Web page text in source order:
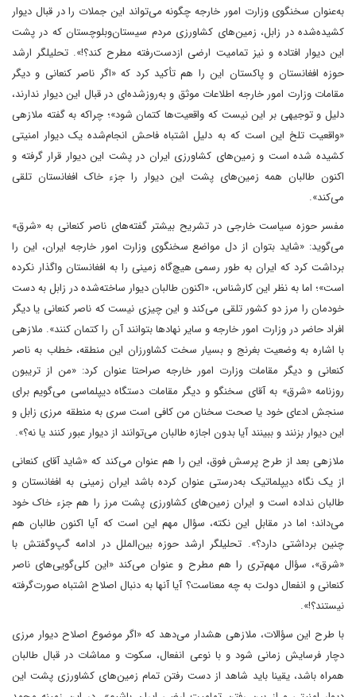
به‌عنوان سخنگوی وزارت امور خارجه چگونه می‌تواند این جملات را در قبال دیوار
کشیده‌شده در زابل، زمین‌های کشاورزی مردم سیستان‌وبلوچستان که در پشت
این دیوار افتاده و نیز تمامیت ارضی ازدست‌رفته مطرح کند؟!». تحلیلگر ارشد
حوزه افغانستان و پاکستان این را هم تأکید کرد که «اگر ناصر کنعانی و دیگر
مقامات وزارت امور خارجه اطلاعات موثق و به‌روزشده‌ای در قبال این دیوار ندارند،
دلیل و توجیهی بر این نیست که واقعیت‌ها کتمان شود»؛ چراکه به گفته ملازهی
«واقعیت تلخ این است که به دلیل اشتباه فاحش انجام‌شده یک دیوار امنیتی
کشیده شده است و زمین‌های کشاورزی ایران در پشت این دیوار قرار گرفته و
اکنون طالبان همه زمین‌های پشت این دیوار را جزء خاک افغانستان تلقی
می‌کند».
مفسر حوزه سیاست خارجی در تشریح بیشتر گفته‌های ناصر کنعانی به «شرق»
می‌گوید: «شاید بتوان از دل مواضع سخنگوی وزارت امور خارجه ایران، این را
برداشت کرد که ایران به طور رسمی هیچ‌گاه زمینی را به افغانستان واگذار نکرده
است»؛ اما به نظر این کارشناس، «اکنون طالبان دیوار ساخته‌شده در زابل به دست
خودمان را مرز دو کشور تلقی می‌کند و این چیزی نیست که ناصر کنعانی یا دیگر
افراد حاضر در وزارت امور خارجه و سایر نهادها بتوانند آن را کتمان کنند». ملازهی
با اشاره به وضعیت بغرنج و بسیار سخت کشاورزان این منطقه، خطاب به ناصر
کنعانی و دیگر مقامات وزارت امور خارجه صراحتا عنوان کرد: «من از تریبون
روزنامه «شرق» به آقای سخنگو و دیگر مقامات دستگاه دیپلماسی می‌گویم برای
سنجش ادعای خود یا صحت سخنان من کافی است سری به منطقه مرزی زابل و
این دیوار بزنند و ببینند آیا بدون اجازه طالبان می‌توانند از دیوار عبور کنند یا نه؟».
ملازهی بعد از طرح پرسش فوق، این را هم عنوان می‌کند که «شاید آقای کنعانی
از یک نگاه دیپلماتیک به‌درستی عنوان کرده باشد ایران زمینی به افغانستان و
طالبان نداده است و ایران زمین‌های کشاورزی پشت مرز را هم جزء خاک خود
می‌داند؛ اما در مقابل این نکته، سؤال مهم این است که آیا اکنون طالبان هم
چنین برداشتی دارد؟». تحلیلگر ارشد حوزه بین‌الملل در ادامه گپ‌وگفتش با
«شرق»، سؤال مهم‌تری را هم مطرح و عنوان می‌کند «این کلی‌گویی‌های ناصر
کنعانی و انفعال دولت به چه معناست؟ آیا آنها به دنبال اصلاح اشتباه صورت‌گرفته
نیستند؟!».
با طرح این سؤالات، ملازهی هشدار می‌دهد که «اگر موضوع اصلاح دیوار مرزی
دچار فرسایش زمانی شود و با نوعی انفعال، سکوت و مماشات در قبال طالبان
همراه باشد، یقینا باید شاهد از دست رفتن تمام زمین‌های کشاورزی پشت این